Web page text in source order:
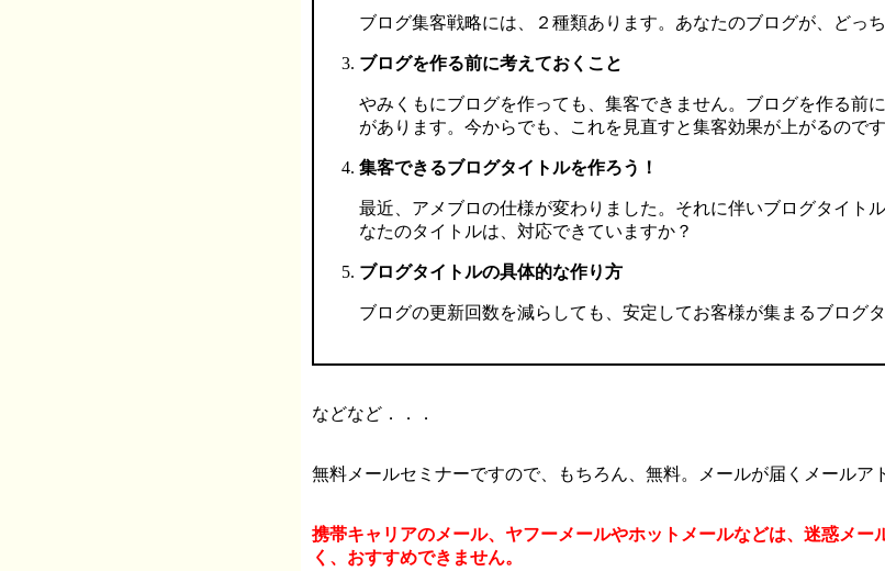
ブログ集客戦略には、２種類あります。あなたのブログが、どっ
ブログを作る前に考えておくこと
やみくもにブログを作っても、集客できません。ブログを作る前
があります。今からでも、これを見直すと集客効果が上がるのです
集客できるブログタイトルを作ろう！
最近、アメブロの仕様が変わりました。それに伴いブログタイト
なたのタイトルは、対応できていますか？
ブログタイトルの具体的な作り方
ブログの更新回数を減らしても、安定してお客様が集まるブログ
などなど．．．
無料メールセミナーですので、もちろん、無料。メールが届くメールア
携帯キャリアのメール、ヤフーメールやホットメールなどは、迷惑メー
く、おすすめできません。